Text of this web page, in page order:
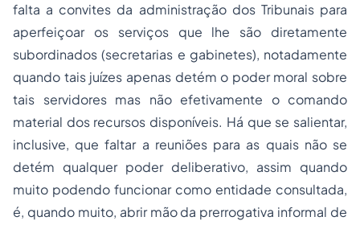
falta a convites da administração dos Tribunais para
aperfeiçoar os serviços que lhe são diretamente
subordinados (secretarias e gabinetes), notadamente
quando tais juízes apenas detém o poder moral sobre
tais servidores mas não efetivamente o comando
material dos recursos disponíveis. Há que se salientar,
inclusive, que faltar a reuniões para as quais não se
detém qualquer poder deliberativo, assim quando
muito podendo funcionar como entidade consultada,
é, quando muito, abrir mão da prerrogativa informal de